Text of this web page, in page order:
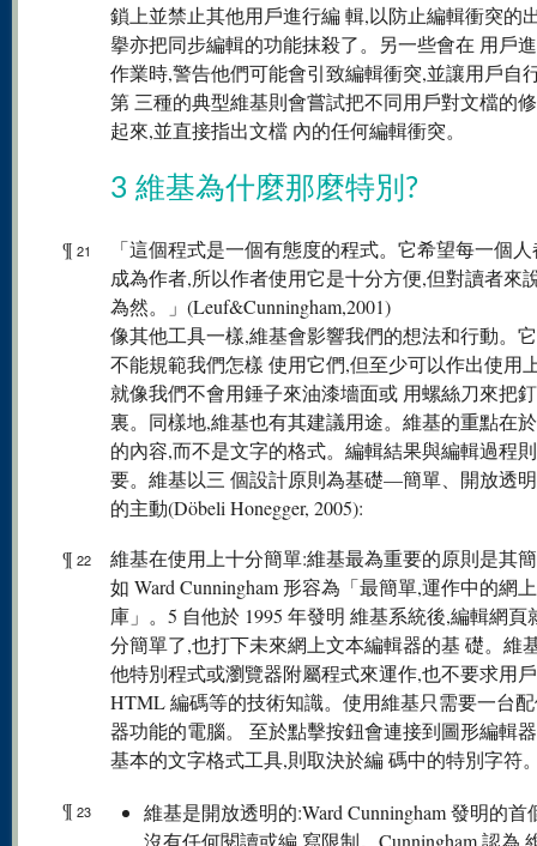
鎖上並禁止其他用戶進行編 輯,以防止編輯衝突的
擧亦把同步編輯的功能抹殺了。另一些會在 用戶
作業時,警告他們可能會引致編輯衝突,並讓用戶自
第 三種的典型維基則會嘗試把不同用戶對文檔的
起來,並直接指出文檔 內的任何編輯衝突。
3 維基為什麼那麼特別?
¶ 21
「這個程式是一個有態度的程式。它希望每一個
成為作者,所以作者使用它是十分方便,但對讀者來
為然。」(Leuf&Cunningham,2001)
像其他工具一樣,維基會影響我們的想法和行動。
不能規範我們怎樣 使用它們,但至少可以作出使用
就像我們不會用錘子來油漆墻面或 用螺絲刀來把
裏。同樣地,維基也有其建議用途。維基的重點在
的內容,而不是文字的格式。編輯結果與編輯過程
要。維基以三 個設計原則為基礎—簡單、開放透
的主動(Döbeli Honegger, 2005):
¶ 22
維基在使用上十分簡單:維基最為重要的原則是其
如 Ward Cunningham 形容為「最簡單,運作中的網
庫」。5 自他於 1995 年發明 維基系統後,編輯網頁
分簡單了,也打下未來網上文本編輯器的基 礎。維
他特別程式或瀏覽器附屬程式來運作,也不要求用
HTML 編碼等的技術知識。使用維基只需要一台
器功能的電腦。 至於點擊按鈕會連接到圖形編輯
基本的文字格式工具,則取決於編 碼中的特別字符
¶ 23
維基是開放透明的:Ward Cunningham 發明的首
沒有任何閱讀或編 寫限制。Cunningham 認為,